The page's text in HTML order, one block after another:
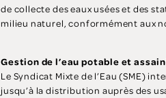
de collecte des eaux usées et des
milieu naturel, conformément aux
Gestion de l’eau potable et
Le Syndicat Mixte de l’Eau (SME)
jusqu’à la distribution auprès des